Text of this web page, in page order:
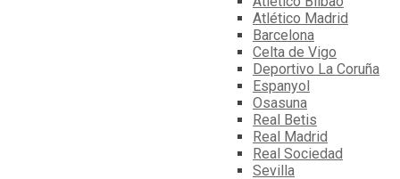
Atlético Madrid
Barcelona
Celta de Vigo
Deportivo La Coruña
Espanyol
Osasuna
Real Betis
Real Madrid
Real Sociedad
Sevilla